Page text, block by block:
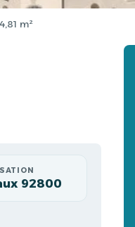
m²
92800